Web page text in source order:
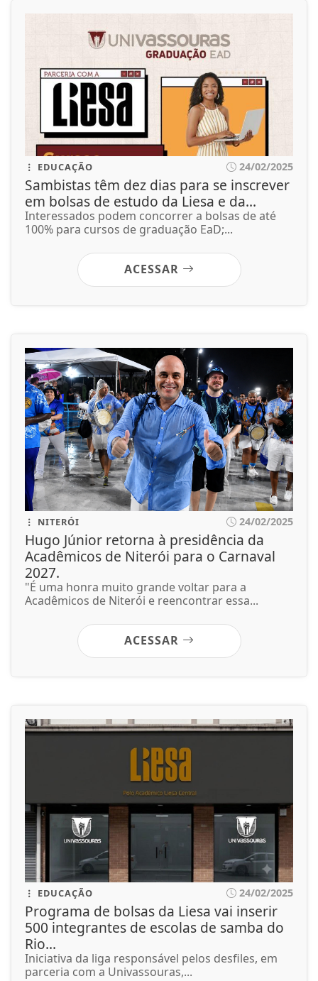
EDUCAÇÃO 24/02/2025
Sambistas têm dez dias para se inscrever
em bolsas de estudo da Liesa e da...
Interessados podem concorrer a bolsas de até
100% para cursos de graduação EaD;...
ACESSAR
NITERÓI 24/02/2025
Hugo Júnior retorna à presidência da
Acadêmicos de Niterói para o Carnaval
2027.
"É uma honra muito grande voltar para a
Acadêmicos de Niterói e reencontrar essa...
ACESSAR
EDUCAÇÃO 24/02/2025
Programa de bolsas da Liesa vai inserir
500 integrantes de escolas de samba do
Rio...
Iniciativa da liga responsável pelos desfiles, em
parceria com a Univassouras,...